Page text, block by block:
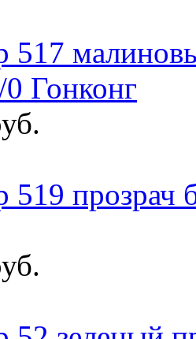
517
Гонконг
519 прозрач